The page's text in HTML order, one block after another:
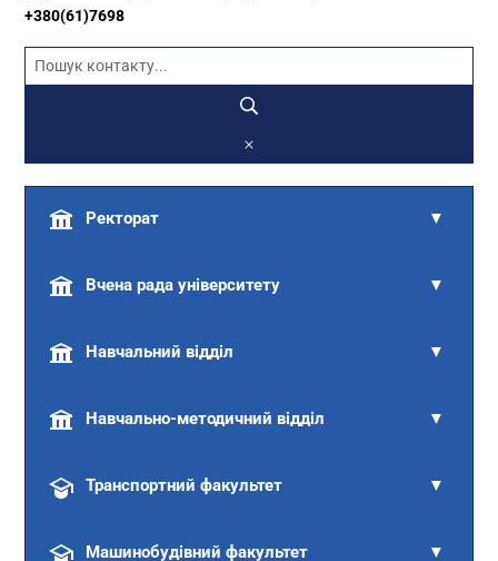
+380(61)7698
Ректорат ▼
Вчена рада університету ▼
Навчальний відділ ▼
Навчально-методичний відділ ▼
Транспортний факультет ▼
Машинобудівний факультет ▼